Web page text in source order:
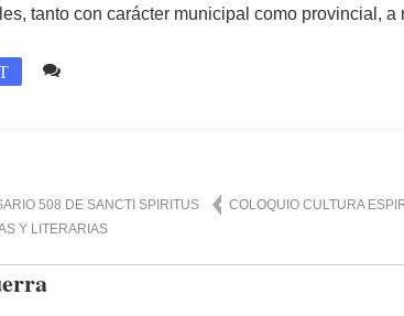
tanto con carácter municipal como provincial,
508 DE SANCTI SPIRITUS COLOQUIO CULTURA
Y LITERARIAS